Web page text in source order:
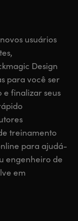
usuários
Design
para você ser
e finalizar seus
treinamento
para ajudá-
engenheiro de
em